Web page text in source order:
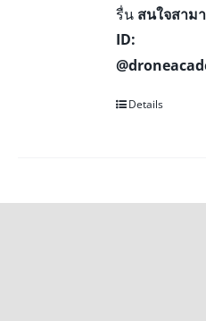
รื่น สนใจสาม
ID:
Details